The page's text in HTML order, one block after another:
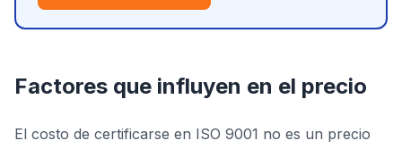
Factores que influyen en el precio
El costo de certificarse en ISO 9001 no es un precio